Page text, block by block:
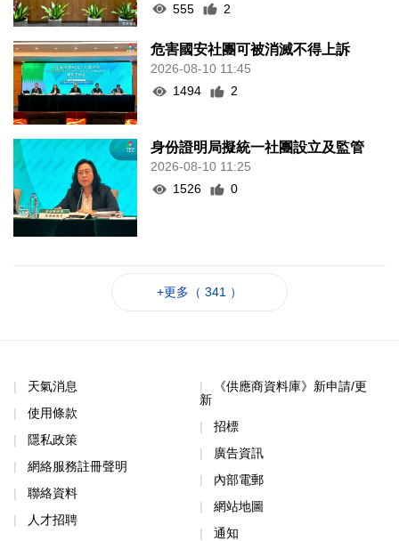
555
2
危害國安社團可被消滅不得上訴
2026-08-10 11:45
1494
2
身份證明局擬統一社團設立及監管
2026-08-10 11:25
1526
0
+更多（ 341 ）
天氣消息
使用條款
隱私政策
網絡服務註冊聲明
聯絡資料
人才招聘
《供應商資料庫》新申請/更
新
招標
廣告資訊
內部電郵
網站地圖
通知